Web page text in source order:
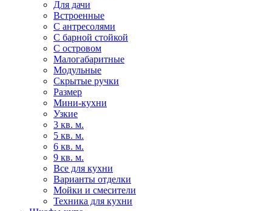
Для дачи
Встроенные
С антресолями
С барной стойкой
С островом
Малогабаритные
Модульные
Скрытые ручки
Размер
Мини-кухни
Узкие
3 кв. м.
5 кв. м.
6 кв. м.
9 кв. м.
Все для кухни
Варианты отделки
Мойки и смесители
Техника для кухни